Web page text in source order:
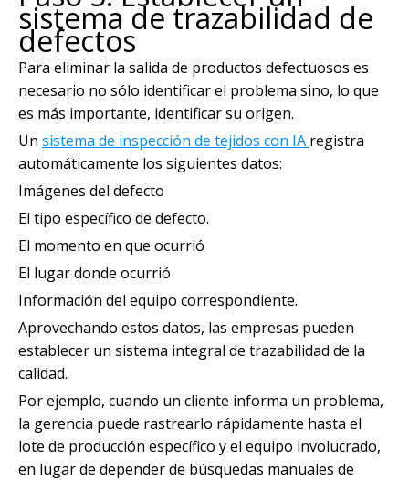
sistema de trazabilidad de
defectos
Para eliminar la salida de productos defectuosos es
necesario no sólo identificar el problema sino, lo que
es más importante, identificar su origen.
Un sistema de inspección de tejidos con IA registra
automáticamente los siguientes datos:
Imágenes del defecto
El tipo específico de defecto.
El momento en que ocurrió
El lugar donde ocurrió
Información del equipo correspondiente.
Aprovechando estos datos, las empresas pueden
establecer un sistema integral de trazabilidad de la
calidad.
Por ejemplo, cuando un cliente informa un problema,
la gerencia puede rastrearlo rápidamente hasta el
lote de producción específico y el equipo involucrado,
en lugar de depender de búsquedas manuales de